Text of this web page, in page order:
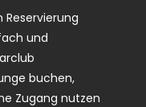
und
buchen,
Zugang nutzen